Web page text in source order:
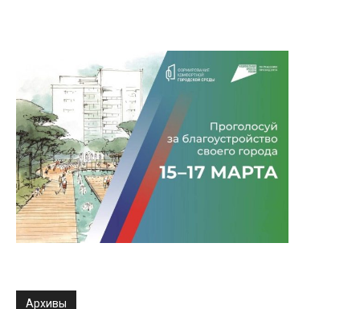
Архивы